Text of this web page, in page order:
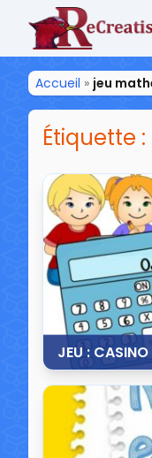
ReCreatisse
Accueil » jeu
Étiquette :
JEU :
3